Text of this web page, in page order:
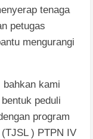
tenaga
petugas
mengurangi
bahkan kami
peduli
program
) PTPN IV